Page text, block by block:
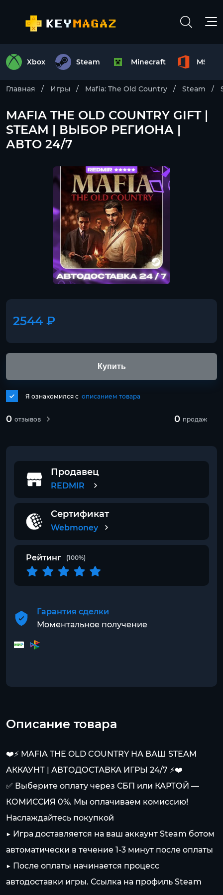
Xbox Steam Minecraft MS
Главная Игры Mafia: The Old Country Steam
MAFIA THE OLD COUNTRY GIFT |
STEAM | ВЫБОР РЕГИОНА |
АВТО 24/7
2544 ₽
0 отзывов 0 продаж
Я ознакомился с описанием товара
Купить
Продавец
REDMIR
Сертификат
Webmoney
Рейтинг (100%)
Гарантия сделки
Моментальное получение
Описание товара
❤️⚡️ MAFIA THE OLD COUNTRY НА ВАШ STEAM
АККАУНТ | АВТОДОСТАВКА ИГРЫ 24/7 ⚡️❤️
✅ Выберите оплату через СБП или КАРТОЙ —
КОМИССИЯ 0%. Мы оплачиваем комиссию!
Наслаждайтесь покупкой
▶️ Игра доставляется на ваш аккаунт Steam ботом
автоматически в течение 1-3 минут после оплаты
▶️ После оплаты начинается процесс
автодоставки игры. Ссылка на профиль Steam